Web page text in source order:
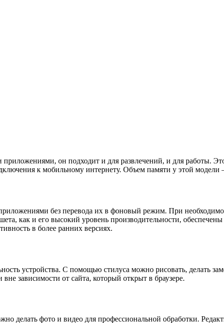
он подходит и для развлечений, и для работы.
к мобильному интернету. Объем памяти у этой
без перевода их в фоновый режим. При
как и его высокий уровень производительности, обеспечены
в более ранних версиях.
устройства. С помощью стилуса можно рисовать, делать
зависимости от сайта, который открыт в браузере.
фото и видео для профессиональной обработки.